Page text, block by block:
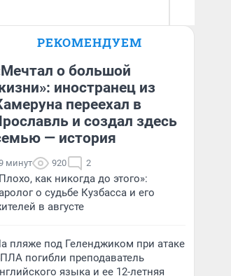
Ярослав Пронин
магистр психологии
РЕКОМЕНДУЕМ
о большой
иностранец из
переехал в
и создал здесь
— история
минут 920 2
как никогда до этого»:
о судьбе Кузбасса и его
в августе
пляже под Геленджиком при атаке
погибли преподаватель
языка и ее 12-летняя